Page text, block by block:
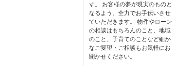
す。 お客様の夢が現実のものと
なるよう、全力でお手伝いさせ
ていただきます。 物件やローン
の相談はもちろんのこと、地域
のこと、子育てのことなど細か
なご要望・ご相談もお気軽にお
聞かせください。